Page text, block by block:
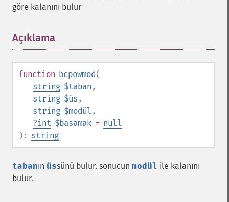
göre kalanını bulur
Açıklama
function bcpowmod(
string $taban ,
string $üs ,
string $modül ,
?int $basamak = null
): string
tabanın üssünü bulur, sonucun modül ile kalanını
bulur.